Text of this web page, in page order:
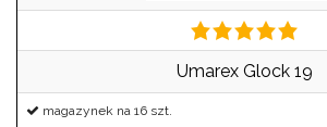
Umarex Glock 19
magazynek na 16 szt.